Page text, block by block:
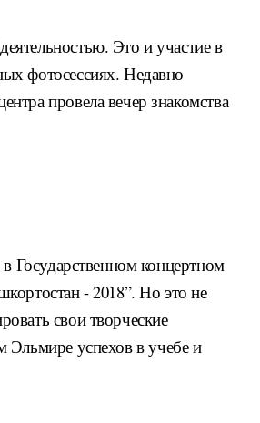
Это и участие в
фотосессиях. Недавно
провела вечер знакомства
Государственном концертном
- 2018”. Но это не
свои творческие
успехов в учебе и